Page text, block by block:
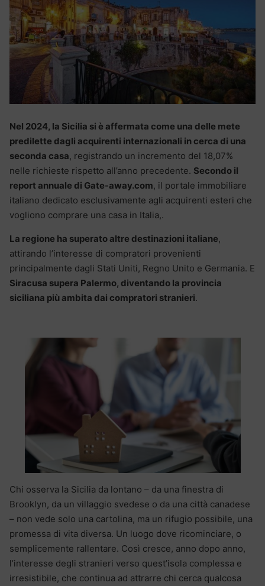
Nel 2024, la Sicilia si è affermata come una delle mete
predilette dagli acquirenti internazionali in cerca di una
seconda casa, registrando un incremento del 18,07%
nelle richieste rispetto all’anno precedente. Secondo il
report annuale di Gate-away.com, il portale immobiliare
italiano dedicato esclusivamente agli acquirenti esteri che
vogliono comprare una casa in Italia,.
La regione ha superato altre destinazioni italiane,
attirando l’interesse di compratori provenienti
principalmente dagli Stati Uniti, Regno Unito e Germania. E
Siracusa supera Palermo, diventando la provincia
siciliana più ambita dai compratori stranieri.
Chi osserva la Sicilia da lontano – da una finestra di
Brooklyn, da un villaggio svedese o da una città canadese
– non vede solo una cartolina, ma un rifugio possibile, una
promessa di vita diversa. Un luogo dove ricominciare, o
semplicemente rallentare. Così cresce, anno dopo anno,
l’interesse degli stranieri verso quest’isola complessa e
irresistibile, che continua ad attrarre chi cerca qualcosa